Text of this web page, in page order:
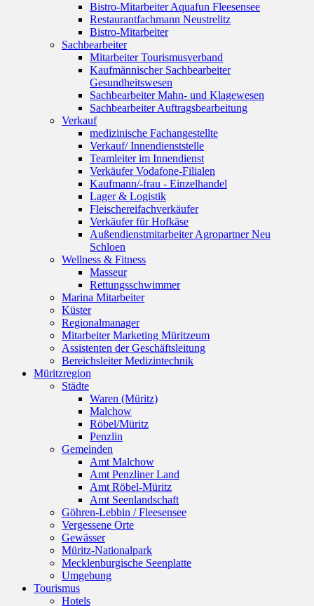
Bistro-Mitarbeiter Aquafun Fleesensee
Restaurantfachmann Neustrelitz
Bistro-Mitarbeiter
Sachbearbeiter
Mitarbeiter Tourismusverband
Kaufmännischer Sachbearbeiter
Gesundheitswesen
Sachbearbeiter Mahn- und Klagewesen
Sachbearbeiter Auftragsbearbeitung
Verkauf
medizinische Fachangestellte
Verkauf/ Innendienststelle
Teamleiter im Innendienst
Verkäufer Vodafone-Filialen
Kaufmann/-frau - Einzelhandel
Lager & Logistik
Fleischereifachverkäufer
Verkäufer für Hofkäse
Außendienstmitarbeiter Agropartner Neu
Schloen
Wellness & Fitness
Masseur
Rettungsschwimmer
Marina Mitarbeiter
Küster
Regionalmanager
Mitarbeiter Marketing Müritzeum
Assistenten der Geschäftsleitung
Bereichsleiter Medizintechnik
Müritzregion
Städte
Waren (Müritz)
Malchow
Röbel/Müritz
Penzlin
Gemeinden
Amt Malchow
Amt Penzliner Land
Amt Röbel-Müritz
Amt Seenlandschaft
Göhren-Lebbin / Fleesensee
Vergessene Orte
Gewässer
Müritz-Nationalpark
Mecklenburgische Seenplatte
Umgebung
Tourismus
Hotels